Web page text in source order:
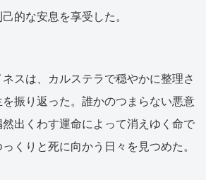
的な安息を享受した。
スは、カルステラで穏やかに整理さ
振り返った。誰かのつまらない悪意
出くわす運命によって消えゆく命で
くりと死に向かう日々を見つめた。